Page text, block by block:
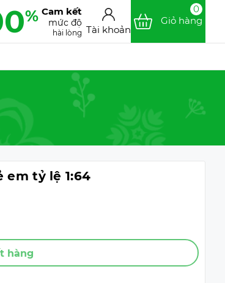
% Cam kết
mức độ
hài lòng Tài khoản
0
Giỏ hàng
em tỷ lệ 1:64
hàng